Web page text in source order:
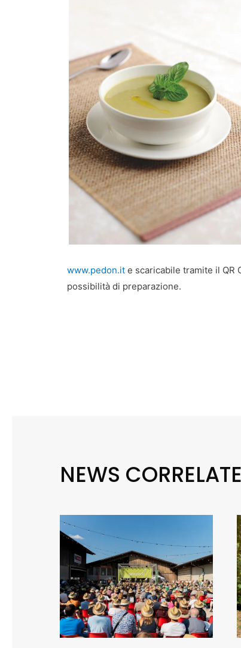
www.pedon.it e scaricabile tramite il QR
possibilità di preparazione.
NEWS CORRELATE